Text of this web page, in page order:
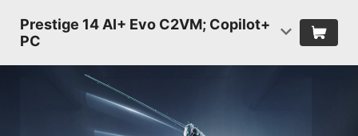
Prestige 14 AI+ Evo C2VM; Copilot+
PC